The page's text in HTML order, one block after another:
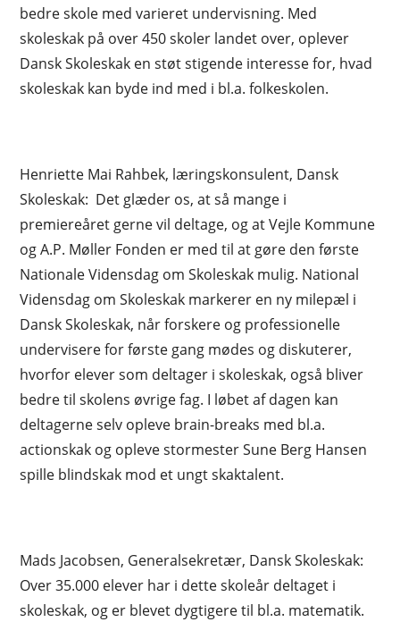
bedre skole med varieret undervisning. Med
skoleskak på over 450 skoler landet over, oplever
Dansk Skoleskak en støt stigende interesse for, hvad
skoleskak kan byde ind med i bl.a. folkeskolen.
Henriette Mai Rahbek, læringskonsulent, Dansk
Skoleskak: Det glæder os, at så mange i
premiereåret gerne vil deltage, og at Vejle Kommune
og A.P. Møller Fonden er med til at gøre den første
Nationale Vidensdag om Skoleskak mulig. National
Vidensdag om Skoleskak markerer en ny milepæl i
Dansk Skoleskak, når forskere og professionelle
undervisere for første gang mødes og diskuterer,
hvorfor elever som deltager i skoleskak, også bliver
bedre til skolens øvrige fag. I løbet af dagen kan
deltagerne selv opleve brain-breaks med bl.a.
actionskak og opleve stormester Sune Berg Hansen
spille blindskak mod et ungt skaktalent.
Mads Jacobsen, Generalsekretær, Dansk Skoleskak:
Over 35.000 elever har i dette skoleår deltaget i
skoleskak, og er blevet dygtigere til bl.a. matematik.